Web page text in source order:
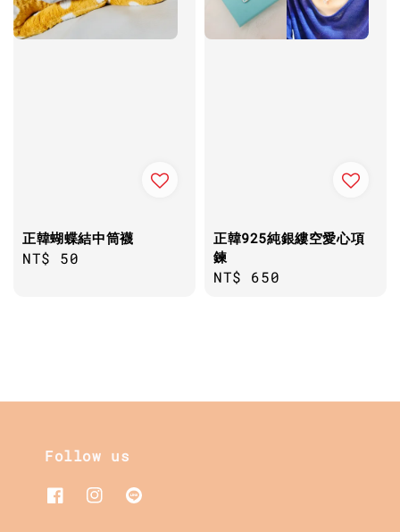
正韓蝴蝶結中筒襪
Regular
NT$ 50
正韓925純銀縷空愛心項
鍊
Regular
NT$ 650
Follow us